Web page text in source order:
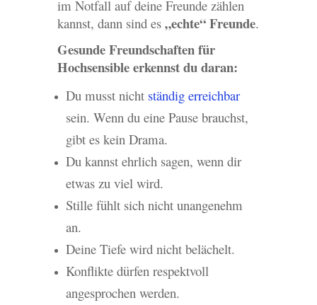
im Notfall auf deine Freunde zählen
kannst, dann sind es „echte“ Freunde.
Gesunde Freundschaften für
Hochsensible erkennst du daran:
Du musst nicht ständig erreichbar
sein. Wenn du eine Pause brauchst,
gibt es kein Drama.
Du kannst ehrlich sagen, wenn dir
etwas zu viel wird.
Stille fühlt sich nicht unangenehm
an.
Deine Tiefe wird nicht belächelt.
Konflikte dürfen respektvoll
angesprochen werden.